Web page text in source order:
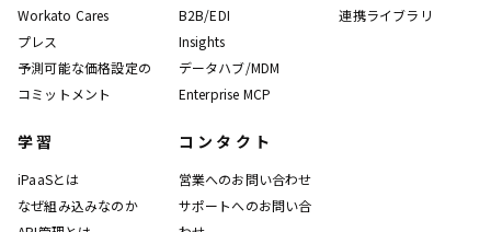
Workato Cares
プレス
予測可能な価格設定の
コミットメント
B2B/EDI
Insights
データハブ/MDM
Enterprise MCP
連携ライブラリ
学習
iPaaSとは
なぜ組み込みなのか
コンタクト
営業へのお問い合わせ
サポートへのお問い合